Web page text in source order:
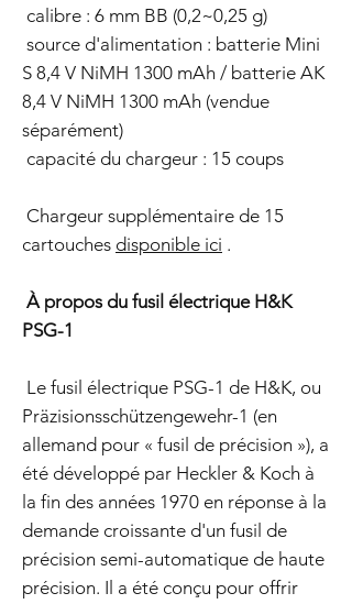
calibre : 6 mm BB (0,2~0,25 g)
source d'alimentation : batterie Mini
S 8,4 V NiMH 1300 mAh / batterie AK
8,4 V NiMH 1300 mAh (vendue
séparément)
capacité du chargeur : 15 coups
Chargeur supplémentaire de 15
cartouches disponible ici .
À propos du fusil électrique H&K
PSG-1
Le fusil électrique PSG-1 de H&K, ou
Präzisionsschützengewehr-1 (en
allemand pour « fusil de précision »), a
été développé par Heckler & Koch à
la fin des années 1970 en réponse à la
demande croissante d'un fusil de
précision semi-automatique de haute
précision. Il a été conçu pour offrir